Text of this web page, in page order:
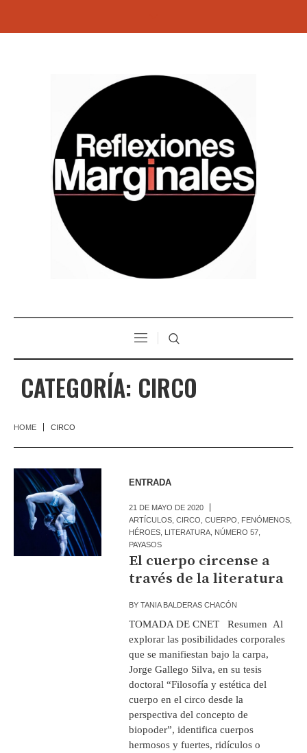
CATEGORÍA: CIRCO
HOME CIRCO
ENTRADA
21 DE MAYO DE 2020
ARTÍCULOS ,CIRCO ,CUERPO FENÓMENOS
HÉROES LITERATURA NÚMERO 57
PAYASOS
El cuerpo circense a
través de la literatura
BYTANIA BALDERAS CHACÓN
TOMADA DE CNET Resumen Al
explorar las posibilidades corporales
que se manifiestan bajo la carpa,
Jorge Gallego Silva, en su tesis
doctoral “Filosofía y estética del
cuerpo en el circo desde la
perspectiva del concepto de
biopoder”, identifica cuerpos
hermosos y fuertes, ridículos o